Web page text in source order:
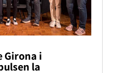
Girona i
la